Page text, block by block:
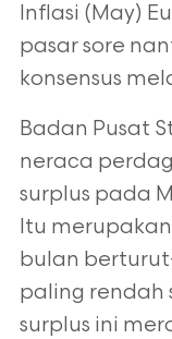
Inflasi (May)
pasar sore
konsensus
Badan Pusat
neraca
surplus pada
Itu
bulan
paling rendah
surplus ini